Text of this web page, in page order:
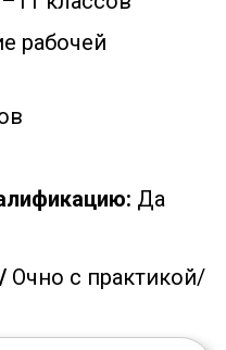
рабочей
Да
Очно с практикой/